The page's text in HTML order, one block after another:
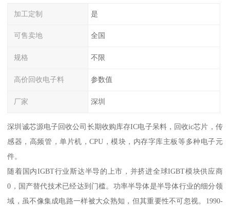
加工定制 是
可售卖地 全国
规格 不限
高价回收电子料 参数值
厂家 深圳
深圳诚芯源电子回收公司长期收购库存IC电子呆料，回收ic芯片，传
感器，高频管，单片机，CPU，模块，内存字库主板等多种电子元
件。
随着国内IGBT行业斯达半导的上市，并挤进全球IGBT模块供应商
0，国产替代技术已经达到门槛。功率半导体是半导体行业的细分领
域，虽不像集成电路一样被大众熟知，但其重要性不可忽视。1990-